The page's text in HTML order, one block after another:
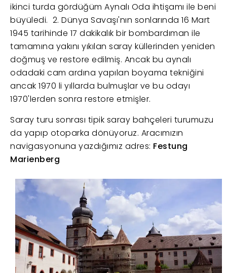
ikinci turda gördüğüm Aynalı Oda ihtişamı ile beni
büyüledi. 2. Dünya Savaşı'nın sonlarında 16 Mart
1945 tarihinde 17 dakikalık bir bombardıman ile
tamamına yakını yıkılan saray küllerinden yeniden
doğmuş ve restore edilmiş. Ancak bu aynalı
odadaki cam ardına yapılan boyama tekniğini
ancak 1970 li yıllarda bulmuşlar ve bu odayı
1970'lerden sonra restore etmişler.
Saray turu sonrası tipik saray bahçeleri turumuzu
da yapıp otoparka dönüyoruz. Aracımızın
navigasyonuna yazdığımız adres: Festung
Marienberg